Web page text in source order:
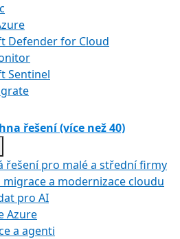
Defender for Cloud
Sentinel
řešení (více než 40)
řešení pro malé a střední firmy
migrace a modernizace cloudu
pro AI
Azure
a agenti